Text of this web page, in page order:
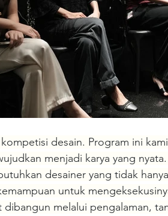
desain. Program ini
menjadi karya yang
desainer yang tidak
untuk
melalui pengalaman,